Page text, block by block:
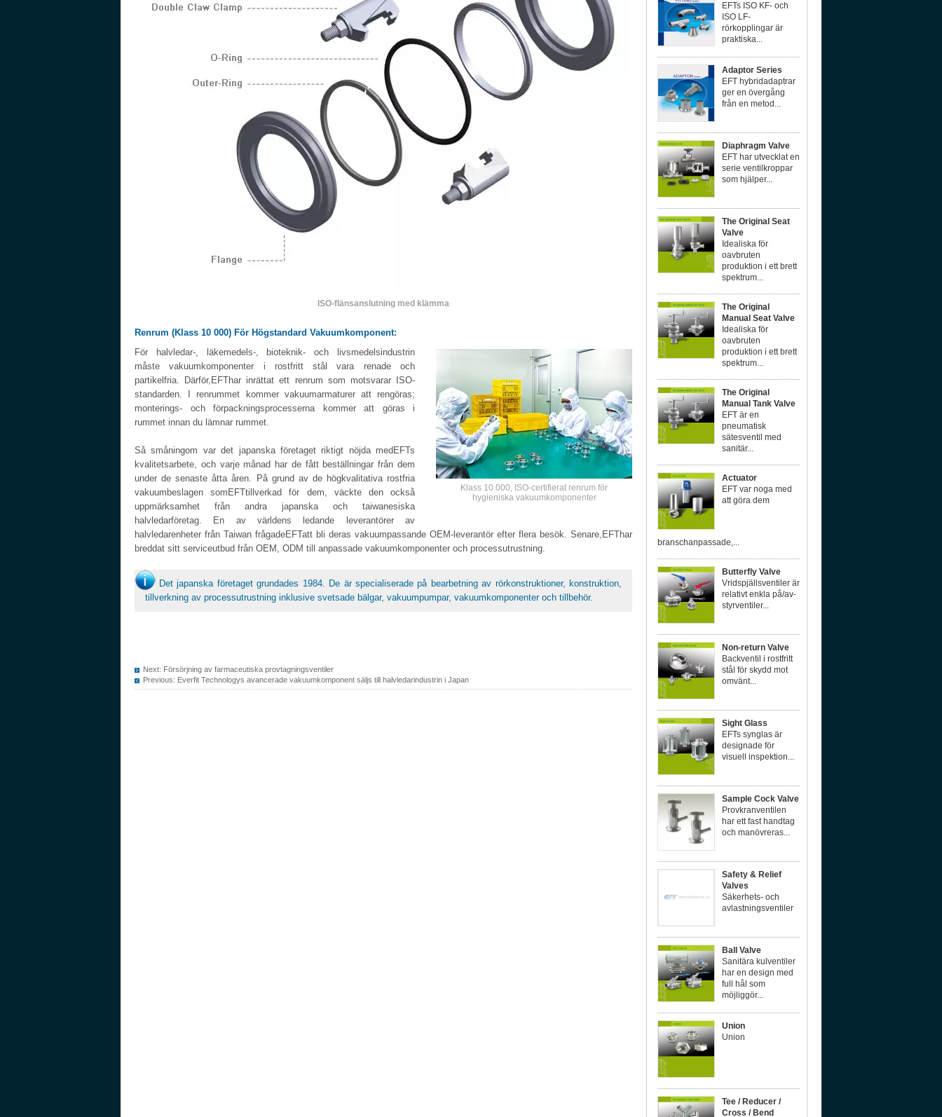
ISO-flänsanslutning med klämma
Renrum (klass 10 000) För Högstandard Vakuumkomponent:
Klass 10 000, ISO-certifierat renrum för
hygieniska vakuumkomponenter
För halvledar-, läkemedels-, bioteknik- och livsmedelsindustrin
måste vakuumkomponenter i rostfritt stål vara renade och
partikelfria. Därför,EFThar inrättat ett renrum som motsvarar ISO-
standarden. I renrummet kommer vakuumarmaturer att rengöras;
monterings- och förpackningsprocesserna kommer att göras i
rummet innan du lämnar rummet.
Så småningom var det japanska företaget riktigt nöjda medEFTs
kvalitetsarbete, och varje månad har de fått beställningar från dem
under de senaste åtta åren. På grund av de högkvalitativa rostfria
vakuumbeslagen somEFTtillverkad för dem, väckte den också
uppmärksamhet från andra japanska och taiwanesiska
halvledarföretag. En av världens ledande leverantörer av
halvledarenheter från Taiwan frågadeEFTatt bli deras vakuumpassande OEM-leverantör efter flera besök. Senare,EFThar
breddat sitt serviceutbud från OEM, ODM till anpassade vakuumkomponenter och processutrustning.
Det japanska företaget grundades 1984. De är specialiserade på bearbetning av rörkonstruktioner, konstruktion,
tillverkning av processutrustning inklusive svetsade bälgar, vakuumpumpar, vakuumkomponenter och tillbehör.
Next: Försörjning av farmaceutiska provtagningsventiler
Previous: Everfit Technologys avancerade vakuumkomponent säljs till halvledarindustrin i Japan
EFTs ISO KF- och
ISO LF-
rörkopplingar är
praktiska...
Adaptor Series
EFT hybridadaptrar
ger en övergång
från en metod...
Diaphragm Valve
EFT har utvecklat en
serie ventilkroppar
som hjälper...
The Original Seat
Valve
Idealiska för
oavbruten
produktion i ett brett
spektrum...
The Original
Manual Seat Valve
Idealiska för
oavbruten
produktion i ett brett
spektrum...
The Original
Manual Tank Valve
EFT är en
pneumatisk
sätesventil med
sanitär...
Actuator
EFT var noga med
att göra dem
branschanpassade,...
Butterfly Valve
Vridspjällsventiler är
relativt enkla på/av-
styrventiler...
Non-return Valve
Backventil i rostfritt
stål för skydd mot
omvänt...
Sight Glass
EFTs synglas är
designade för
visuell inspektion...
Sample Cock Valve
Provkranventilen
har ett fast handtag
och manövreras...
Safety & Relief
Valves
Säkerhets- och
avlastningsventiler
Ball Valve
Sanitära kulventiler
har en design med
full hål som
möjliggör...
Union
Union
Tee / Reducer /
Cross / Bend